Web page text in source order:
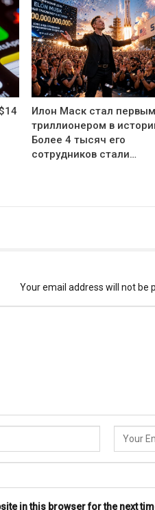
Илон Маск стал первым
триллионером в
Более 4 тысяч его
сотрудников стали…
Your email address will not be
in this browser for the next